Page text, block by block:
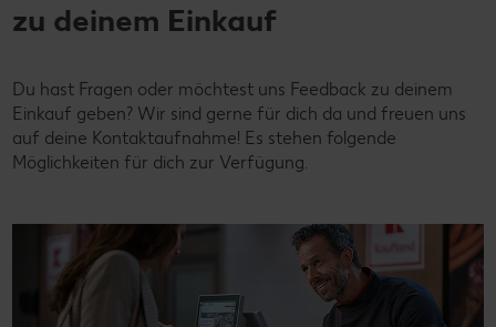
zu deinem Einkauf
Du hast Fragen oder möchtest uns Feedback zu deinem
Einkauf geben? Wir sind gerne für dich da und freuen uns
auf deine Kontaktaufnahme! Es stehen folgende
Möglichkeiten für dich zur Verfügung.